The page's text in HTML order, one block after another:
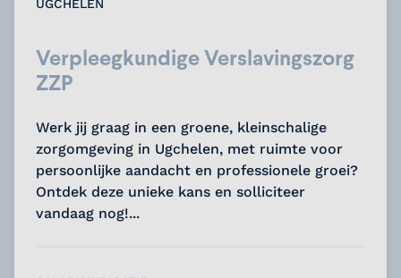
UGCHELEN
Verpleegkundige Verslavingszorg
ZZP
Werk jij graag in een groene, kleinschalige
zorgomgeving in Ugchelen, met ruimte voor
persoonlijke aandacht en professionele groei?
Ontdek deze unieke kans en solliciteer
vandaag nog!...